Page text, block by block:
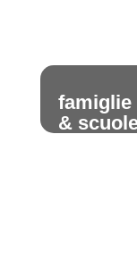
famiglie
&